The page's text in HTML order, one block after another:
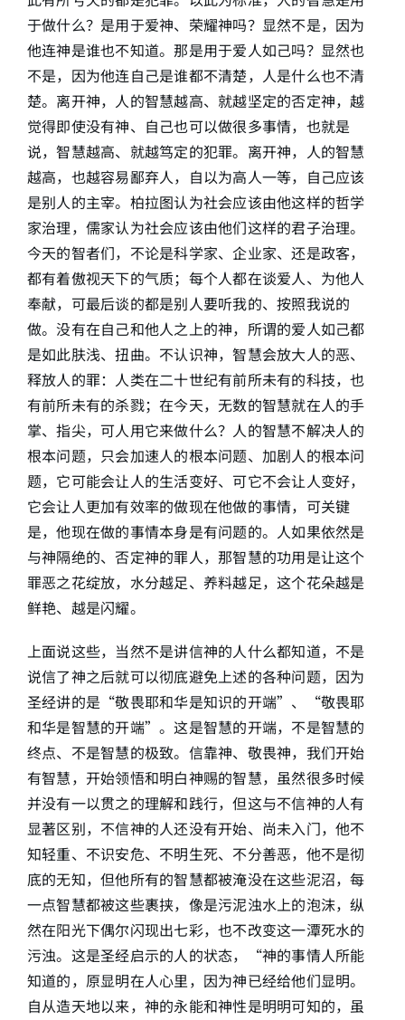
于做什么？是用于爱神、荣耀神吗？显然不是，因为
他连神是谁也不知道。那是用于爱人如己吗？显然也
不是，因为他连自己是谁都不清楚，人是什么也不清
楚。离开神，人的智慧越高、就越坚定的否定神，越
觉得即使没有神、自己也可以做很多事情，也就是
说，智慧越高、就越笃定的犯罪。离开神，人的智慧
越高，也越容易鄙弃人，自以为高人一等，自己应该
是别人的主宰。柏拉图认为社会应该由他这样的哲学
家治理，儒家认为社会应该由他们这样的君子治理。
今天的智者们，不论是科学家、企业家、还是政客，
都有着傲视天下的气质；每个人都在谈爱人、为他人
奉献，可最后谈的都是别人要听我的、按照我说的
做。没有在自己和他人之上的神，所谓的爱人如己都
是如此肤浅、扭曲。不认识神，智慧会放大人的恶、
释放人的罪：人类在二十世纪有前所未有的科技，也
有前所未有的杀戮；在今天，无数的智慧就在人的手
掌、指尖，可人用它来做什么？人的智慧不解决人的
根本问题，只会加速人的根本问题、加剧人的根本问
题，它可能会让人的生活变好、可它不会让人变好，
它会让人更加有效率的做现在他做的事情，可关键
是，他现在做的事情本身是有问题的。人如果依然是
与神隔绝的、否定神的罪人，那智慧的功用是让这个
罪恶之花绽放，水分越足、养料越足，这个花朵越是
鲜艳、越是闪耀。
上面说这些，当然不是讲信神的人什么都知道，不是
说信了神之后就可以彻底避免上述的各种问题，因为
圣经讲的是“敬畏耶和华是知识的开端”、“敬畏耶
和华是智慧的开端”。这是智慧的开端，不是智慧的
终点、不是智慧的极致。信靠神、敬畏神，我们开始
有智慧，开始领悟和明白神赐的智慧，虽然很多时候
并没有一以贯之的理解和践行，但这与不信神的人有
显著区别，不信神的人还没有开始、尚未入门，他不
知轻重、不识安危、不明生死、不分善恶，他不是彻
底的无知，但他所有的智慧都被淹没在这些泥沼，每
一点智慧都被这些裹挟，像是污泥浊水上的泡沫，纵
然在阳光下偶尔闪现出七彩，也不改变这一潭死水的
污浊。这是圣经启示的人的状态，“神的事情人所能
知道的，原显明在人心里，因为神已经给他们显明。
自从造天地以来，神的永能和神性是明明可知的，虽